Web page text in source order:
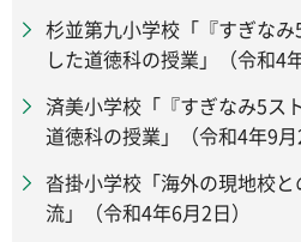
杉並第九小学校「『すぎな
した道徳科の授業」（令和4
済美小学校「『すぎなみ5ス
道徳科の授業」（令和4年9月
沓掛小学校「海外の現地校
流」（令和4年6月2日）